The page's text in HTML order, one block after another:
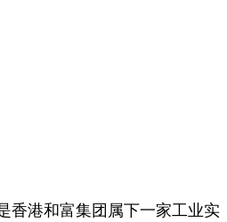
港和富集团属下一家工业实